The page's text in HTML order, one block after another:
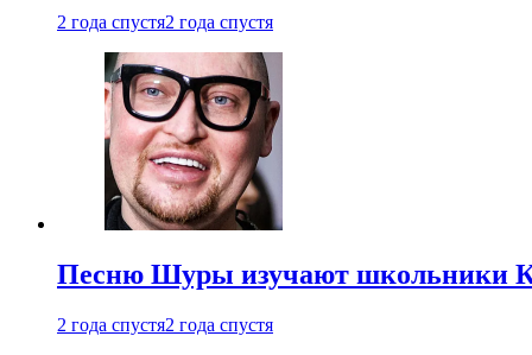
2 года спустя2 года спустя
Песню Шуры изучают школьники
2 года спустя2 года спустя